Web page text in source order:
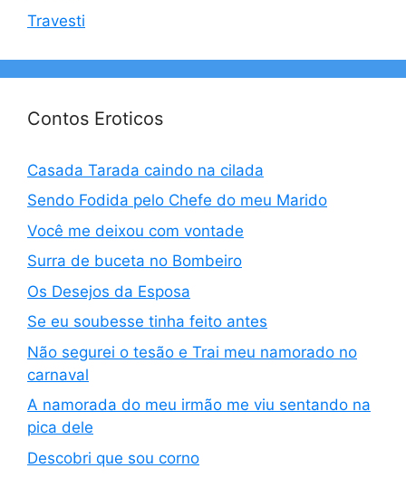
Travesti
Contos Eroticos
Casada Tarada caindo na cilada
Sendo Fodida pelo Chefe do meu Marido
Você me deixou com vontade
Surra de buceta no Bombeiro
Os Desejos da Esposa
Se eu soubesse tinha feito antes
Não segurei o tesão e Trai meu namorado no
carnaval
A namorada do meu irmão me viu sentando na
pica dele
Descobri que sou corno